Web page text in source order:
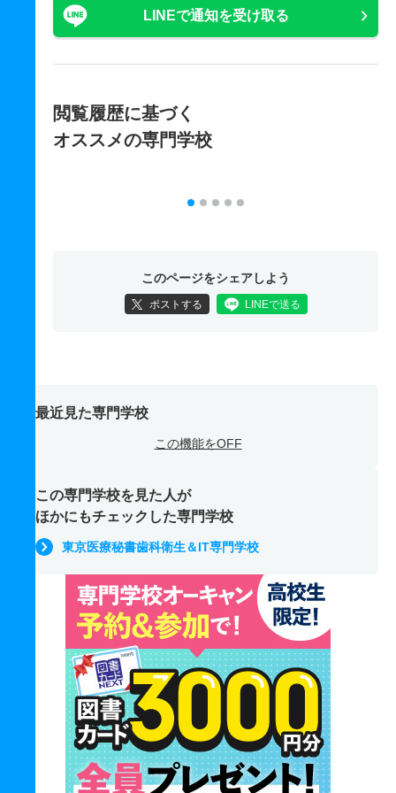
LINEで通知を受け取る
閲覧履歴に基づく
オススメの専門学校
このページをシェアしよう
ポストする LINEで送る
最近見た専門学校
この機能をOFF
この専門学校を見た人が
ほかにもチェックした専門学校
東京医療秘書歯科衛生＆IT専門学校